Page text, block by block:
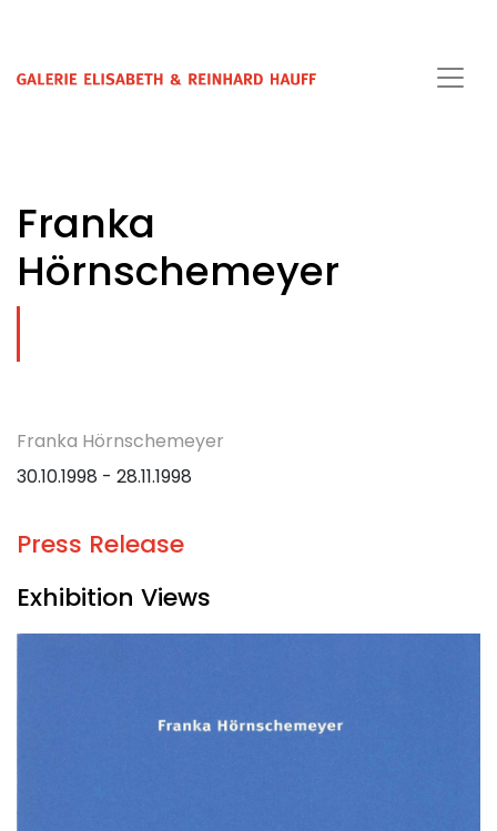
Franka
Hörnschemeyer
Franka Hörnschemeyer
30.10.1998 - 28.11.1998
Press Release
Exhibition Views